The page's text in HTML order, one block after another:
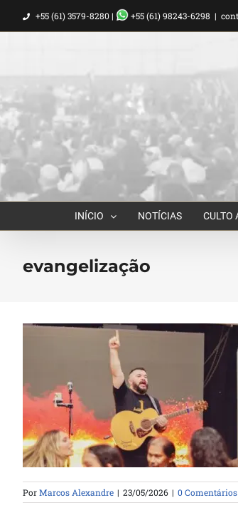
para
+55 (61) 3579-8280 | +55 (61) 98243-6298 |
INÍCIO NOTÍCIAS CULTO
evangelização
Pastor Samuel Silva lança canção
inédita em Goianira e celebra 43
vidas entregues a Cristo
PorMarcos Alexandre | 23/05/2026 | 0 Comentários